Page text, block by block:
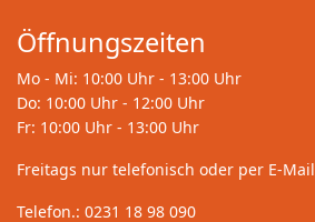
Öffnungszeiten
Mo - Mi: 10:00 Uhr - 13:00 Uhr
Do: 10:00 Uhr - 12:00 Uhr
Fr: 10:00 Uhr - 13:00 Uhr
Freitags nur telefonisch oder per E-Mail
Telefon.: 0231 18 98 090